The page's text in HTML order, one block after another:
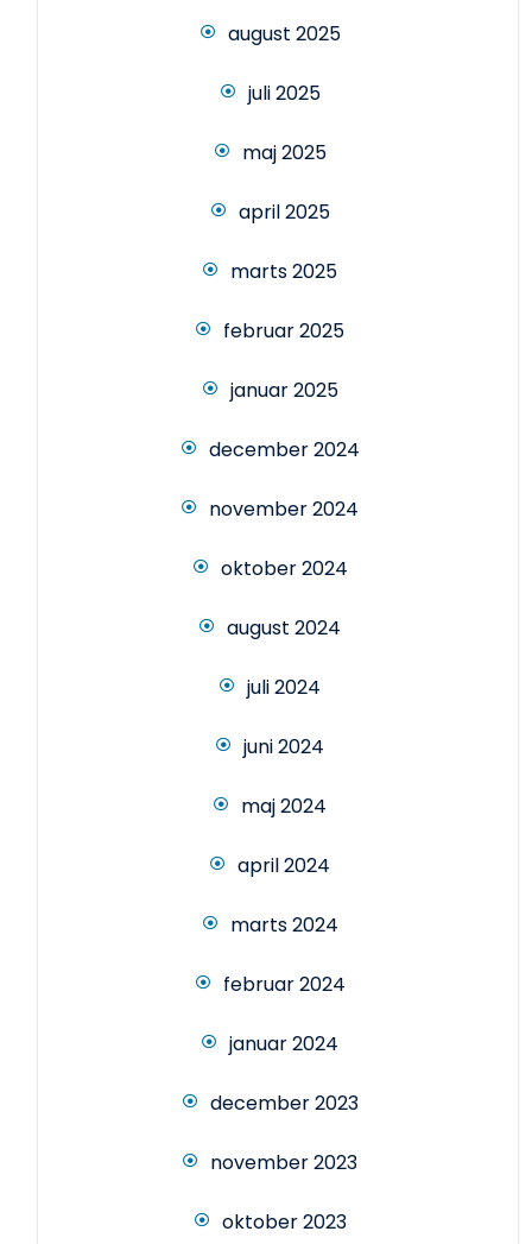
august 2025
juli 2025
maj 2025
april 2025
marts 2025
februar 2025
januar 2025
december 2024
november 2024
oktober 2024
august 2024
juli 2024
juni 2024
maj 2024
april 2024
marts 2024
februar 2024
januar 2024
december 2023
november 2023
oktober 2023